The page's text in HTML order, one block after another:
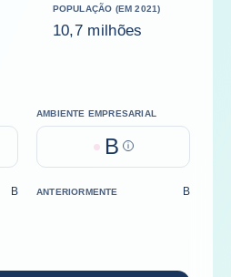
POPULAÇÃO (EM 2021)
10,7 milhões
AMBIENTE EMPRESARIAL
B Help
B ANTERIORMENTE B